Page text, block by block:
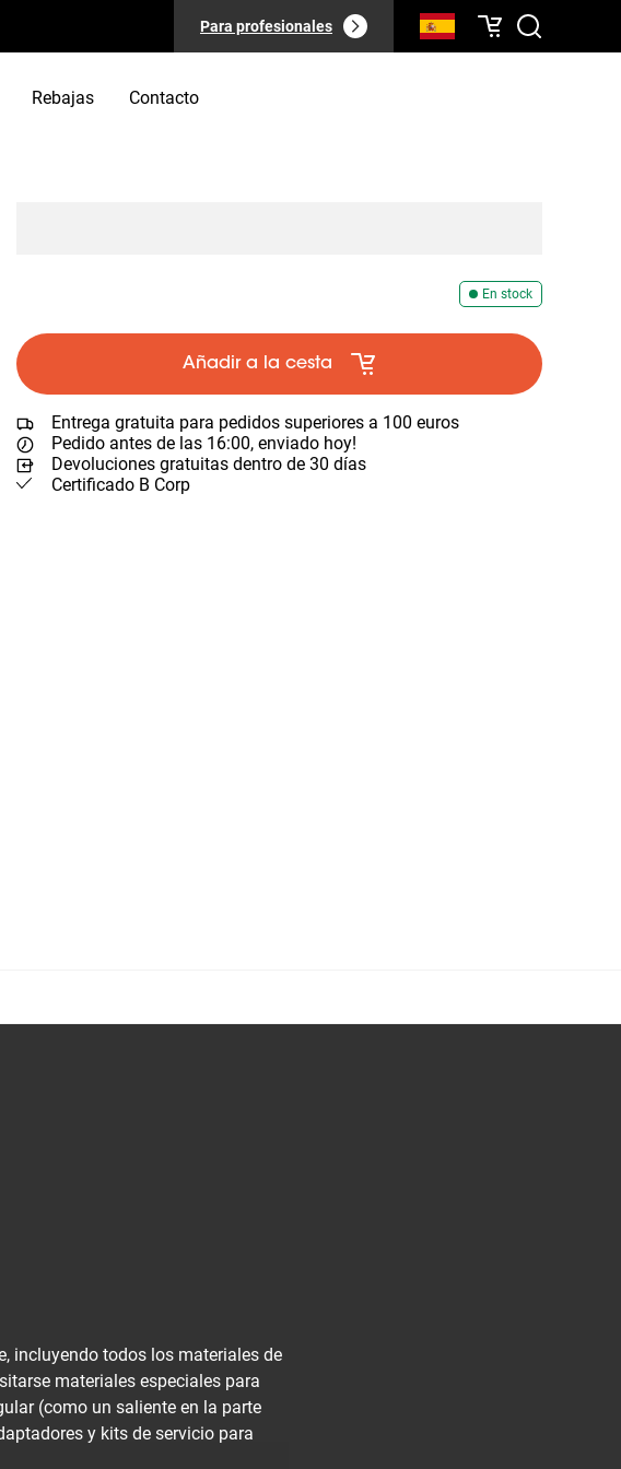
Para profesionales
Rebajas Contacto
En stock
Añadir a la cesta
Entrega gratuita para pedidos superiores a 100 euros
Pedido antes de las 16:00, enviado hoy!
Devoluciones gratuitas dentro de 30 días
Certificado B Corp
incluyendo todos los materiales de
materiales especiales para
(como un saliente en la parte
y kits de servicio para